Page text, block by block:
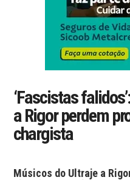
‘Fascistas
a Rigor perdem
chargista
Músicos do Ultraje a